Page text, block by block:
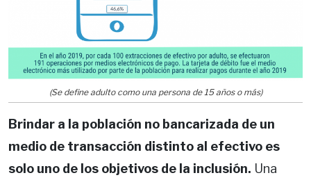
(Se define adulto como una persona de 15 años o más)
Brindar a la población no bancarizada de un
medio de transacción distinto al efectivo es
solo uno de los objetivos de la inclusión. Una